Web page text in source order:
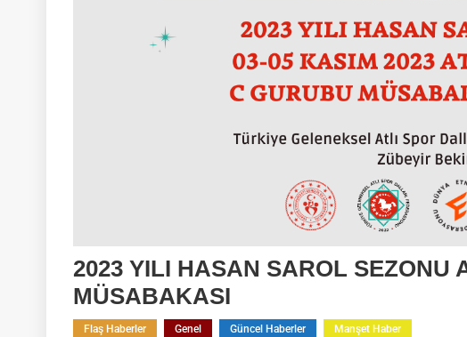
2023 YILI HASAN SAROL SEZONU
MÜSABAKASI
Flaş Haberler Genel Güncel Haberler Manşet Haber